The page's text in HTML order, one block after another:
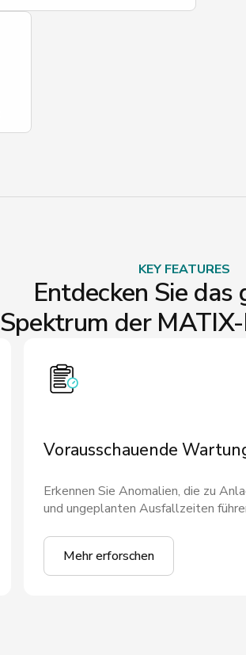
KEY FEATURES
Entdecken Sie das
Spektrum der
Vorausschauende
Erkennen Sie Anomalien, die zu
und ungeplanten Ausfallzeiten
Mehr erforschen